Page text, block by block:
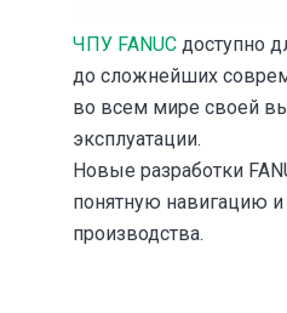
ЧПУ FANUC доступно
до сложнейших
во всем мире своей
эксплуатации.
Новые разработки
понятную навигацию
производства.